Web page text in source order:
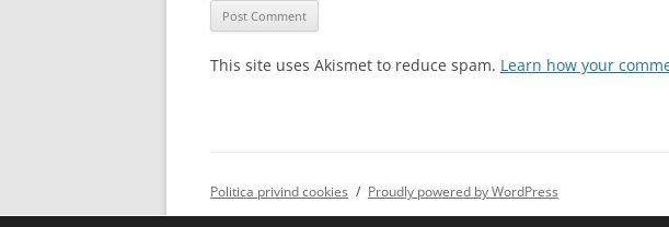
This site uses Akismet to reduce spam. Learn how your
Politica privind cookies Proudly powered by WordPress